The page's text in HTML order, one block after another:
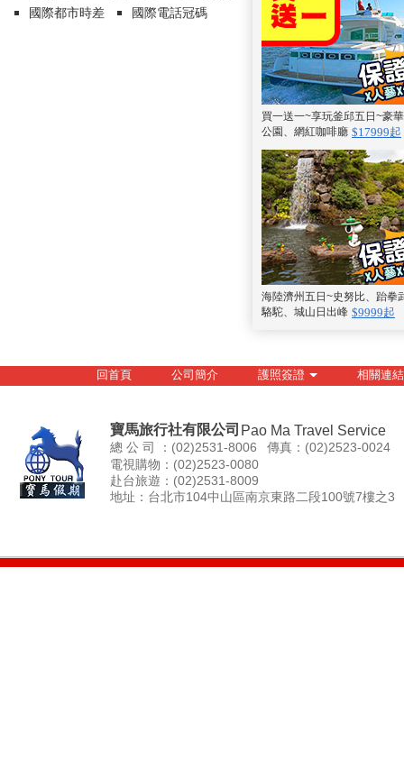
國際都市時差
國際電話冠碼
買一送一~享玩釜邱五日~豪
公園、網紅咖啡廳 $17999起
海陸濟州五日~史努比、跆拳
駱駝、城山日出峰 $9999起
回首頁 公司簡介 護照簽證 相關連結
寶馬旅行社有限公司 Pao Ma Travel Service
總 公 司 ：(02)2531-8006
傳真：(02)2523-0024
電視購物：(02)2523-0080
赴台旅遊：(02)2531-8009
地址：台北市104中山區南京東路二段100號7樓之3